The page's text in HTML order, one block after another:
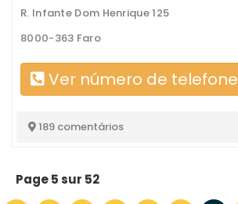
R. Infante Dom Henrique 125
8000-363 Faro
Ver número de telefone
189 comentários
Page 5 sur 52